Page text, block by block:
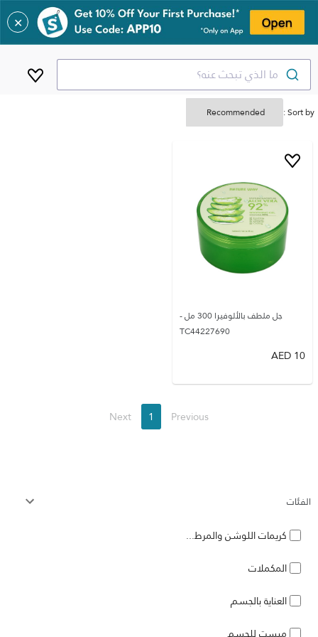
✕
ما الذي تبحث عنه؟
الفئات
كريمات اللوشن والمرط...
المكملات
العناية بالجسم
ميست للجسم
Sort by :
جل ملطف بالألوفيرا 300 مل -
TC44227690
10
AED
Previous
1
Next